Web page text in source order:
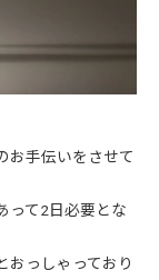
お手伝いをさせて
って2日必要とな
おっしゃっており